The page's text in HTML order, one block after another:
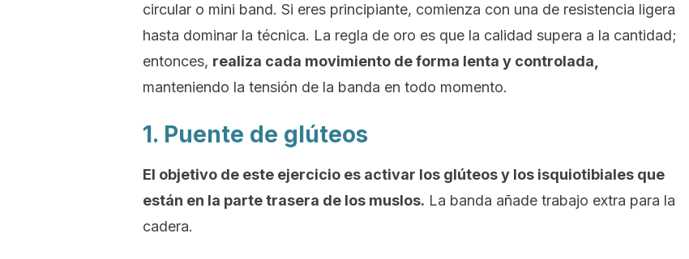
circular o mini band. Si eres principiante, comienza con una de resistencia ligera
hasta dominar la técnica. La regla de oro es que la calidad supera a la cantidad;
entonces, realiza cada movimiento de forma lenta y controlada,
manteniendo la tensión de la banda en todo momento.
1. Puente de glúteos
El objetivo de este ejercicio es activar los glúteos y los isquiotibiales que
están en la parte trasera de los muslos. La banda añade trabajo extra para la
cadera.